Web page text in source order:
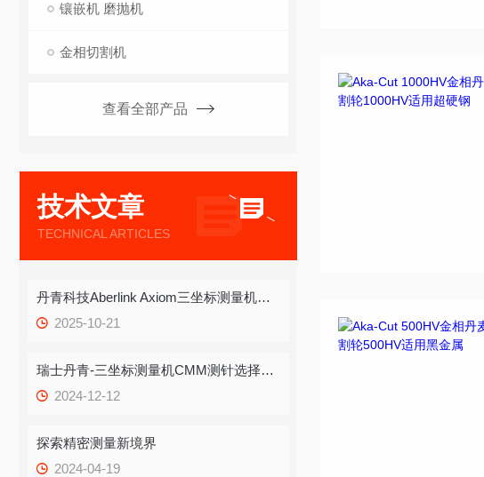
镶嵌机 磨抛机
金相切割机
查看全部产品
技术文章
TECHNICAL ARTICLES
丹青科技Aberlink Axiom三坐标测量机简介
2025-10-21
瑞士丹青-三坐标测量机CMM测针选择说明
2024-12-12
探索精密测量新境界
2024-04-19